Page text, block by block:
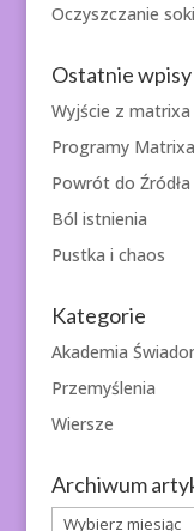
Oczyszczanie
Ostatnie wpisy
Wyjście z matrixa
Programy Matrixa
Powrót do Źródła
Ból istnienia
Pustka i chaos
Kategorie
Akademia
Przemyślenia
Wiersze
Archiwum
Archiwum